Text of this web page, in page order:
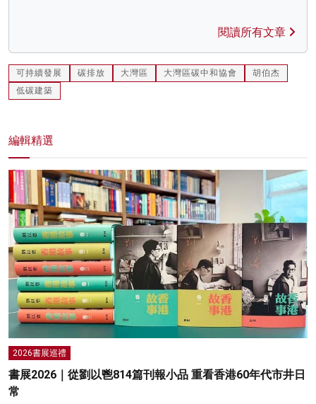
閱讀所有文章
可持續發展 碳排放 大灣區 大灣區碳中和協會
胡伯杰
低碳建築
編輯精選
2026書展巡禮
書展2026｜從劉以鬯814篇刊報小品 重看香港60年代市井日
常